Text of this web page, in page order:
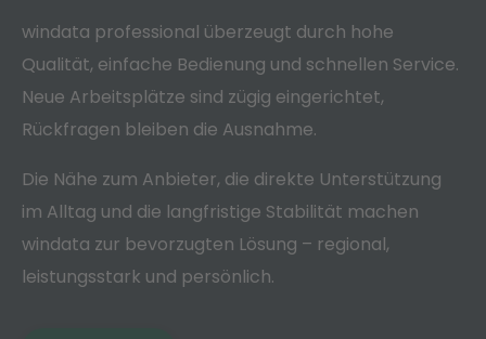
windata professional überzeugt durch hohe
Qualität, einfache Bedienung und schnellen Service.
Neue Arbeitsplätze sind zügig eingerichtet,
Rückfragen bleiben die Ausnahme.
Die Nähe zum Anbieter, die direkte Unterstützung
im Alltag und die langfristige Stabilität machen
windata zur bevorzugten Lösung – regional,
leistungsstark und persönlich.